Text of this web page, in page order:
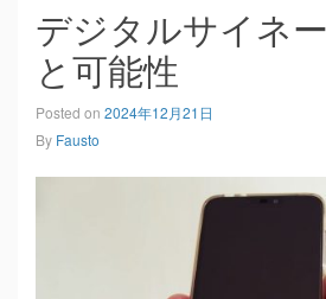
デジタルサイネ
と可能性
Posted on 2024年12月21日
By Fausto